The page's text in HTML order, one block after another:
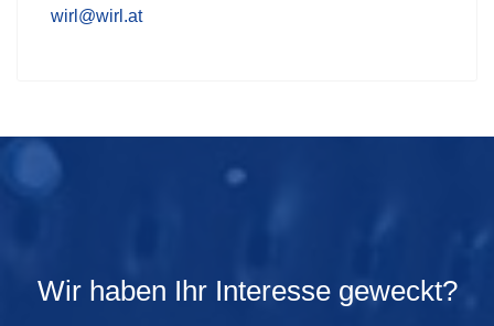
wirl@wirl.at
Wir haben Ihr Interesse geweckt?